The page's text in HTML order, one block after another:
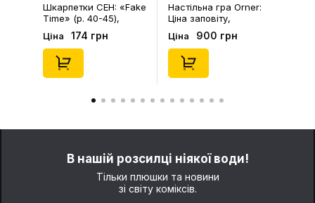
Настільна гра Orner:
Ціна заповіту,
(253755)
Ціна 900 грн
Кухоль Jotter Books:
Frog on Rocking Horse:
«Тяжко Жити Шкода
Вмерти», (720121)
Ціна 360 грн
В нашій розсилці ніякої води!
Тільки плюшки та новини
зі світу коміксів.